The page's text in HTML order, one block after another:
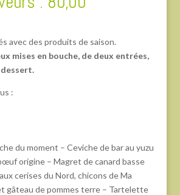
avec des produits de saison.
mises en bouche, de deux entrées,
dessert.
:
du moment – Ceviche de bar au yuzu
origine – Magret de canard basse
cerises du Nord, chicons de Ma
gâteau de pommes terre – Tartelette